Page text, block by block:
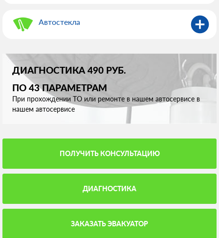
Автостекла
ДИАГНОСТИКА 490 РУБ.
ПО 43 ПАРАМЕТРАМ
При прохождении ТО или ремонте в нашем автосервисе в
нашем автосервисе
ПОЛУЧИТЬ КОНСУЛЬТАЦИЮ
ДИАГНОСТИКА
ЗАКАЗАТЬ ЭВАКУАТОР